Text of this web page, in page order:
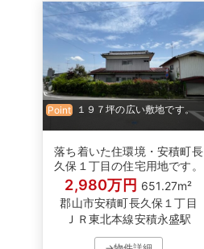
落ち着いた住環境・安積町長
久保１丁目の住宅用地です。
2,980万円 651.27m²
郡山市安積町長久保１丁目
ＪＲ東北本線安積永盛駅
Point １９７坪の広い敷地です。